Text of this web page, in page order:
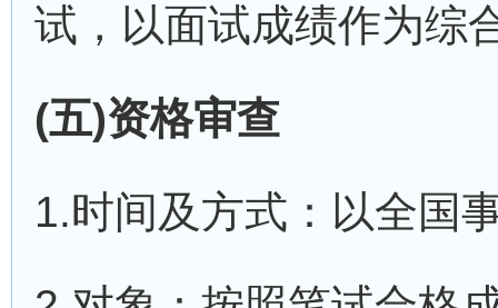
试，以面试成绩作为综
(五)资格审查
1.时间及方式：以全国